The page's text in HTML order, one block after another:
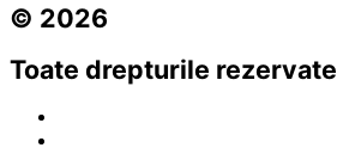
© 2026
Toate drepturile rezervate